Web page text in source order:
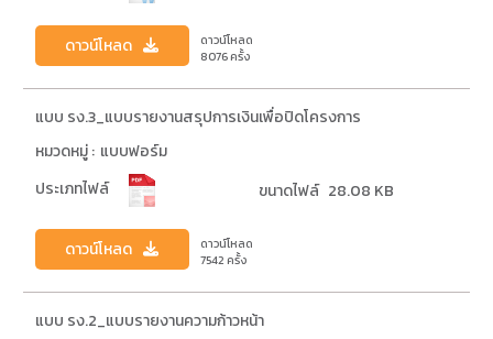
ดาวน์โหลด
ดาวน์โหลด
8076ครั้ง
แบบ รง.3_แบบรายงานสรุปการเงินเพื่อปิดโครงการ
หมวดหมู่ : แบบฟอร์ม
ประเภทไฟล์
ขนาดไฟล์ 28.08 KB
ดาวน์โหลด
ดาวน์โหลด
7542ครั้ง
แบบ รง.2_แบบรายงานความก้าวหน้า